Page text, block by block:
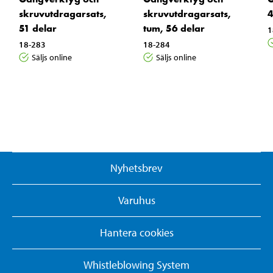
skruvutdragarsats,
51 delar
18-283
Säljs online
skruvutdragarsats,
tum, 56 delar
18-284
Säljs online
Nyhetsbrev
Varuhus
Hantera cookies
Whistleblowing System